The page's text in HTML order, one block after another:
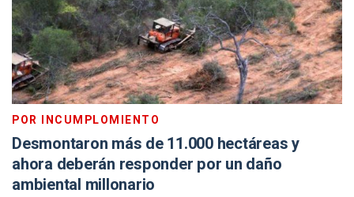
POR INCUMPLOMIENTO
Desmontaron más de 11.000 hectáreas y
ahora deberán responder por un daño
ambiental millonario